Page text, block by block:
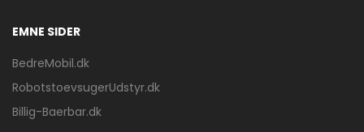
EMNE SIDER
BedreMobil.dk
RobotstoevsugerUdstyr.dk
Billig-Baerbar.dk